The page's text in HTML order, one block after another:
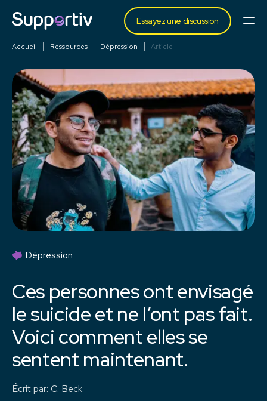
Essayez une discussion
Accueil Ressources Dépression Article
Dépression
Ces personnes ont envisagé
le suicide et ne l’ont pas fait.
Voici comment elles se
sentent maintenant.
Écrit par: C. Beck